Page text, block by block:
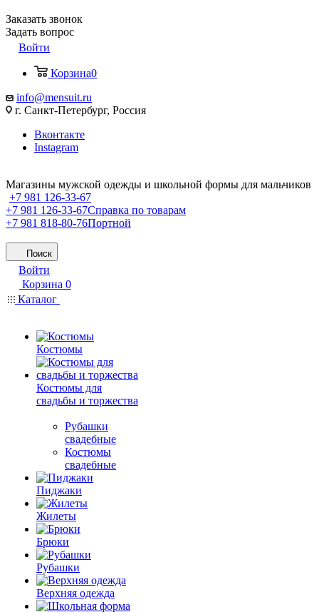
Заказать звонок
Задать вопрос
Войти
Корзина0
info@mensuit.ru
г. Санкт-Петербург, Россия
Вконтакте
Instagram
Магазины мужской одежды и школьной формы для мальчиков
+7 981 126-33-67
+7 981 126-33-67Справка по товарам
+7 981 818-80-76Портной
Поиск
Войти
Корзина 0
Каталог
Костюмы
Костюмы для
свадьбы и торжества
Рубашки
свадебные
Костюмы
свадебные
Пиджаки
Жилеты
Брюки
Рубашки
Верхняя одежда